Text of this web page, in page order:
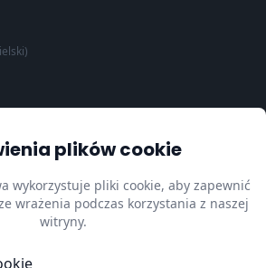
(angielski)
(angielski)
plików cookie
wykorzystuje pliki cookie, aby zapewnić
wrażenia podczas korzystania z naszej
witryny.